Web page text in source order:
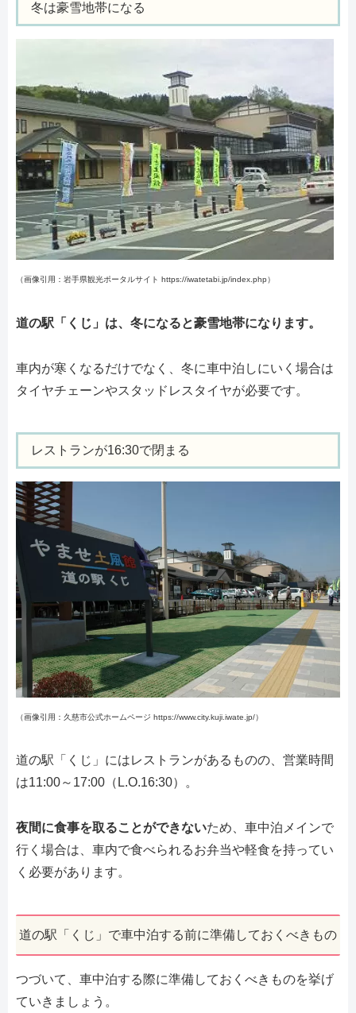
冬は豪雪地帯になる
（画像引用：岩手県観光ポータルサイト https://iwatetabi.jp/index.php）
道の駅「くじ」は、冬になると豪雪地帯になります。
車内が寒くなるだけでなく、冬に車中泊しにいく場合は
タイヤチェーンやスタッドレスタイヤが必要です。
レストランが16:30で閉まる
（画像引用：久慈市公式ホームページ https://www.city.kuji.iwate.jp/）
道の駅「くじ」にはレストランがあるものの、営業時間
は11:00～17:00（L.O.16:30）。
夜間に食事を取ることができないため、車中泊メインで
行く場合は、車内で食べられるお弁当や軽食を持ってい
く必要があります。
道の駅「くじ」で車中泊する前に準備しておくべきもの
つづいて、車中泊する際に準備しておくべきものを挙げ
ていきましょう。